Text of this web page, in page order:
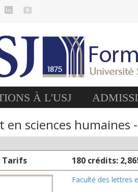
À L'USJ
en sciences
Tarifs 180 crédits:
Faculté des lettres